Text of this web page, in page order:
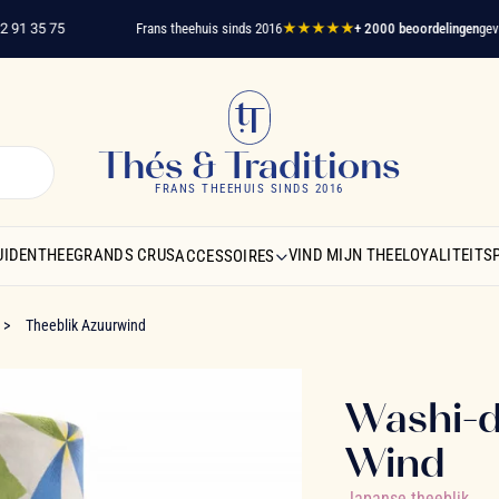
75 Frans theehuis sinds 2016 ★★★★★+ 2000 beoordelingen
Thés & Traditions
FRANS THEEHUIS SINDS 2016
GRANDS CRUSACCESSOIRES VIND MIJN THEE
Theeblik Azuurwind
Washi-
Wind